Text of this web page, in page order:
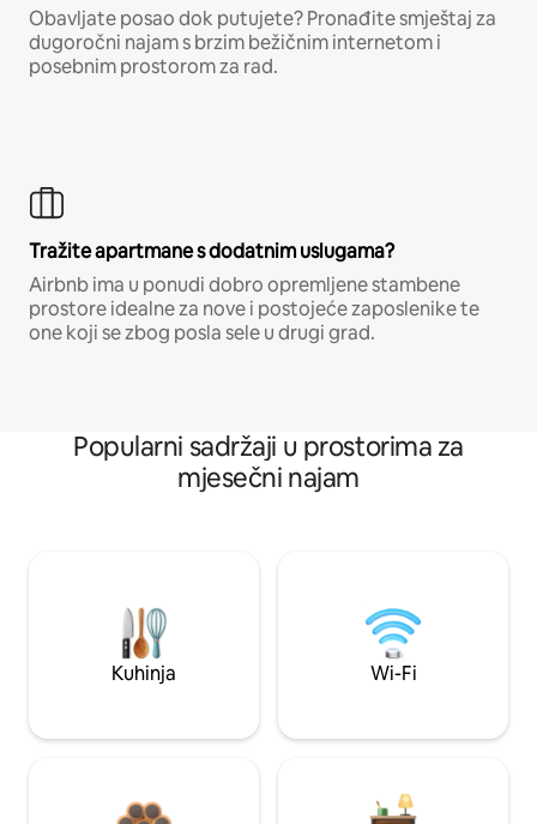
Obavljate posao dok putujete? Pronađite smještaj za
dugoročni najam s brzim bežičnim internetom i
posebnim prostorom za rad.
Tražite apartmane s dodatnim uslugama?
Airbnb ima u ponudi dobro opremljene stambene
prostore idealne za nove i postojeće zaposlenike te
one koji se zbog posla sele u drugi grad.
Popularni sadržaji u prostorima za
mjesečni najam
Kuhinja Wi-Fi